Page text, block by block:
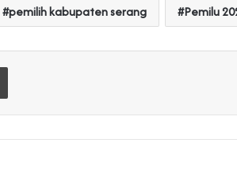
pemilih kabupaten serang Pemilu
Print